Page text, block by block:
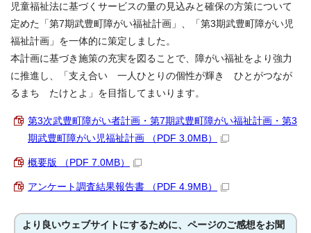
児童福祉法に基づくサービスの量の見込みと確保の方策について
定めた「第7期武豊町障がい福祉計画」、「第3期武豊町障がい児
福祉計画」を一体的に策定しました。
本計画に基づき施策の充実を図ることで、障がい福祉をより強力
に推進し、「支え合い 一人ひとりの個性が輝き ひとがつなが
るまち たけとよ」を目指してまいります。
第3次武豊町障がい者計画・第7期武豊町障がい福祉計画・第3
期武豊町障がい児福祉計画 （PDF 3.0MB）
概要版 （PDF 7.0MB）
アンケート調査結果報告書 （PDF 4.9MB）
より良いウェブサイトにするために、ページのご感想をお聞